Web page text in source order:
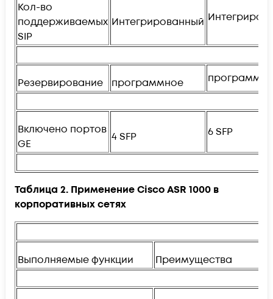
Кол-во
поддерживаемых
SIP
Интегрированный
Резервирование программное
Включено портов
GE
4 SFP 6 SFP
Таблица 2. Применение Cisco ASR 1000 в
корпоративных сетях
Выполняемые функции Преимущества